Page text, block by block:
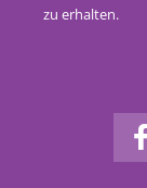
zu erhalten.